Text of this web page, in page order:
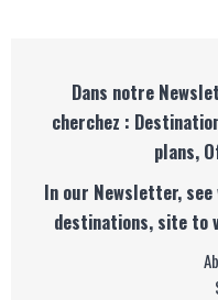
Dans notre
cherchez :
plans,
In our Newsletter,
destinations, site to